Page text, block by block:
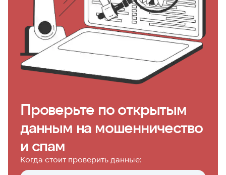
Проверьте по открытым
данным на мошенничество
и спам
Когда стоит проверить данные: